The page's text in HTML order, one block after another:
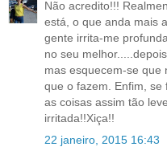
Não acredito!!!
está, o que anda mais
gente irrita-me
no seu
mas esquecem-se que
que o fazem. Enfim, se
as coisas assim tão
irritada!!Xiça!!
22 janeiro, 2015 16:43